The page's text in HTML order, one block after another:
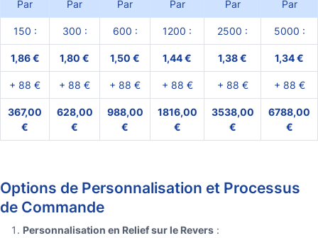
Par Par Par Par Par Par
150 : 300 : 600 : 1200 : 2500 : 5000 :
1,86 € 1,80 € 1,50 € 1,44 € 1,38 € 1,34 €
+ 88 € + 88 € + 88 € + 88 € + 88 € + 88 €
367,00
€
628,00
€
988,00
€
1816,00
€
3538,00
€
6788,00
€
Options de Personnalisation et Processus
de Commande
Personnalisation en Relief sur le Revers :